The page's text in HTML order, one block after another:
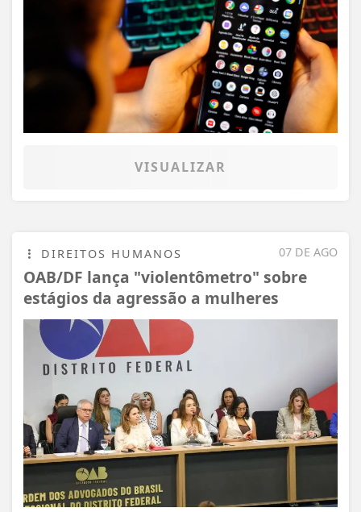
VISUALIZAR
07 DE AGO
DIREITOS HUMANOS
OAB/DF lança "violentômetro" sobre
estágios da agressão a mulheres